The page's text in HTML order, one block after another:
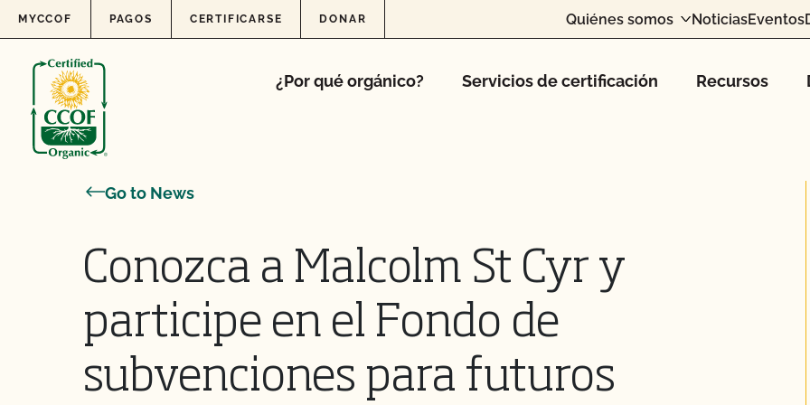
Skip to content
MYCCOF PAGOS CERTIFICARSE DONAR Quiénes somos NoticiasEventos
¿Por qué orgánico? Servicios de certificación Recursos
Go to News
Conozca a Malcolm St Cyr y
participe en el Fondo de
subvenciones para futuros